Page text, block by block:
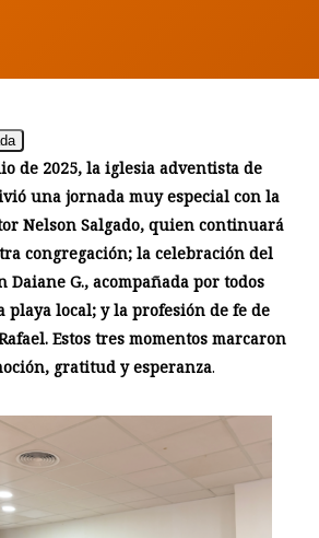
de 2025, la iglesia adventista de
una jornada muy especial con la
Nelson Salgado, quien continuará
congregación; la celebración del
G., acompañada por todos
playa local; y la profesión de fe de
Estos tres momentos marcaron
gratitud y esperanza.